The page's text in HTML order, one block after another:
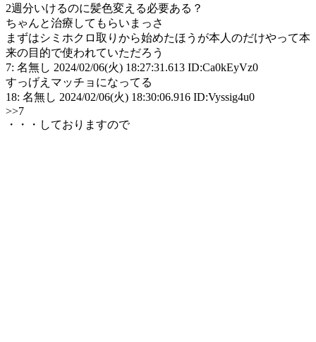
2週分いけるのに髪色変える必要ある？
ちゃんと治療してもらいまっさ
まずはシミホクロ取りから始めたほうが本人のだけやって本
来の目的で使われていただろう
7: 名無し 2024/02/06(火) 18:27:31.613 ID:Ca0kEyVz0
すっげえマッチョになってる
18: 名無し 2024/02/06(火) 18:30:06.916 ID:Vyssig4u0
>>7
・・・しておりますので